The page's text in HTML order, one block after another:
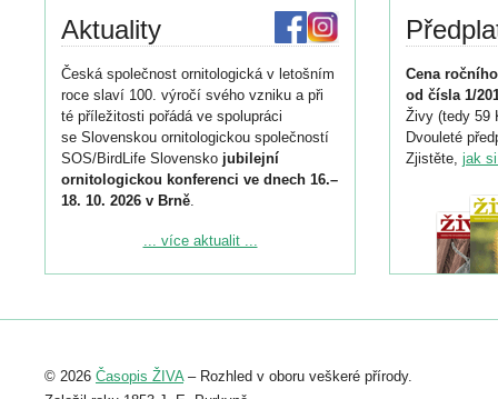
Aktuality
Česká společnost ornitologická v letošním
roce slaví 100. výročí svého vzniku a při
té příležitosti pořádá ve spolupráci
se Slovenskou ornitologickou společností
SOS/BirdLife Slovensko jubilejní
ornitologickou konferenci ve dnech 16.–
18. 10. 2026 v Brně.
Podrobnější informace ke konferenci
Registrovat se můžete do 6. září.
abstraktu přihlášené přednášky nebo
... více aktualit ...
Cena
od čísla 1/
Živy (tedy 59
Dvouleté
Zjistěte, jak
© 2026 Časopis ŽIVA– Rozhled v oboru veškeré přírody.